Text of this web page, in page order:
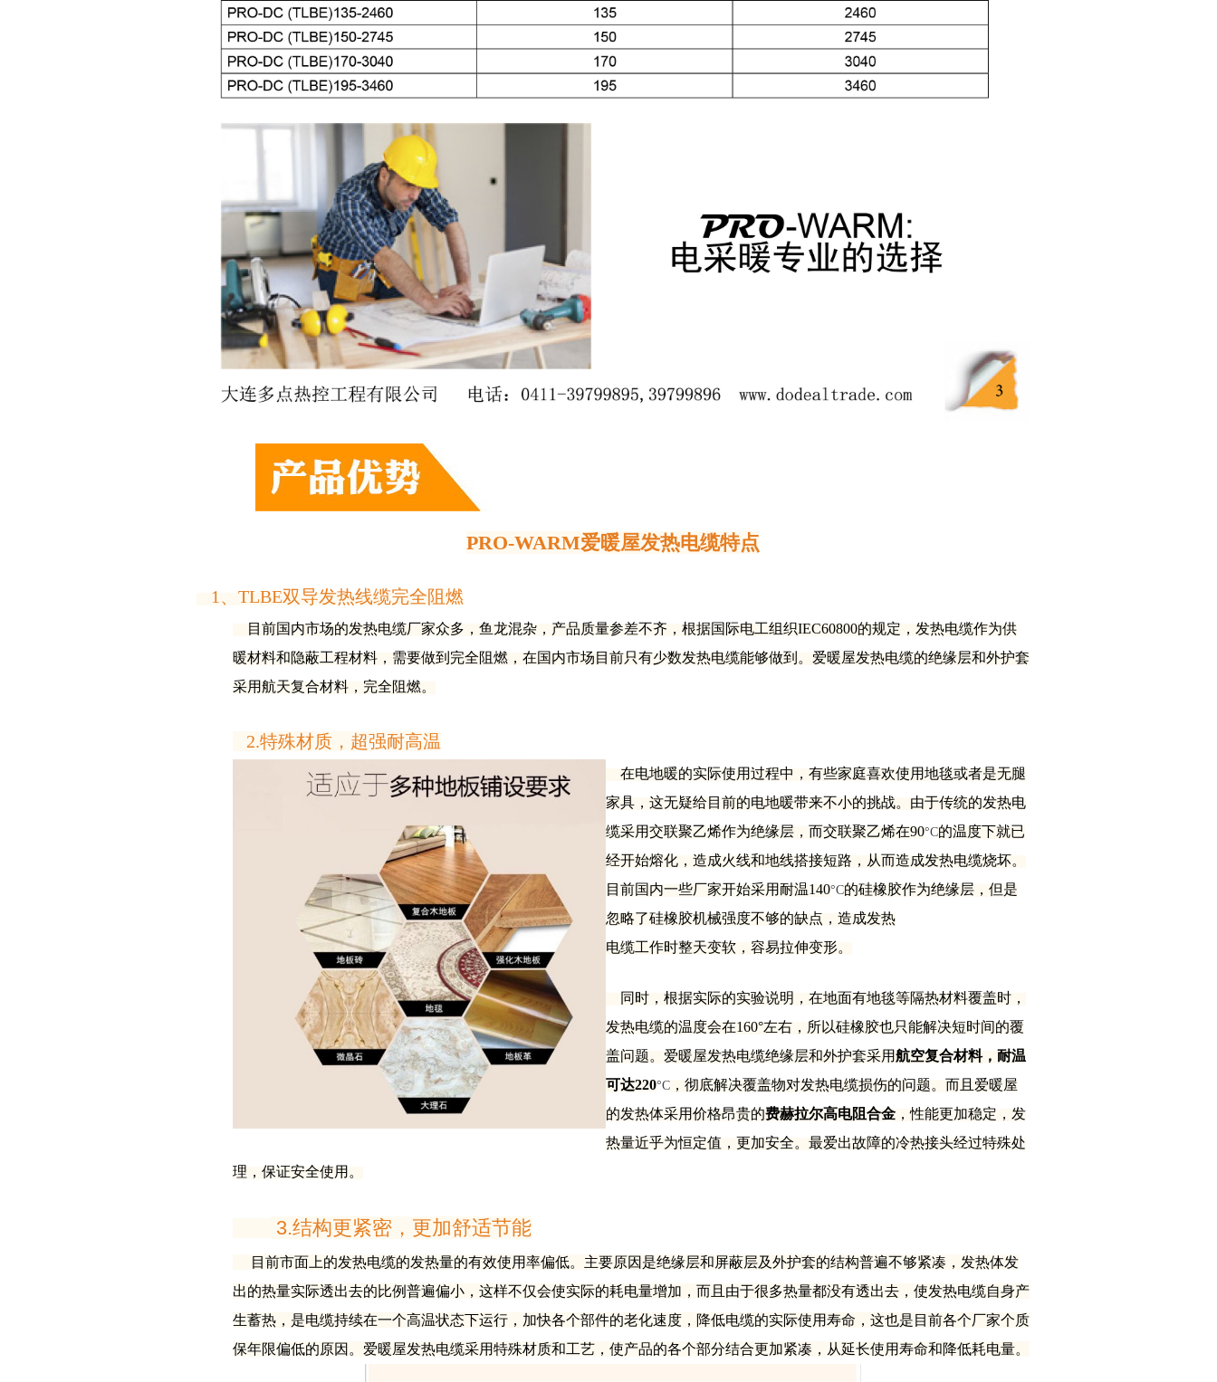
PRO-WARM爱暖屋发热电缆特点
1、 TLBE双导发热线缆完全阻燃
目前国内市场的发热电缆厂家众多，鱼龙混杂，产品质量参差不齐，根据国际电工组织IEC60800的规定，发热电缆作为供
暖材料和隐蔽工程材料，需要做到完全阻燃，在国内市场目前只有少数发热电缆能够做到。爱暖屋发热电缆的绝缘层和外护套
采用航天复合材料，完全阻燃。
2.特殊材质，超强耐高温
在电地暖的实际使用过程中，有些家庭喜欢使用地毯或者是无腿
家具，这无疑给目前的电地暖带来不小的挑战。由于传统的发热电
缆采用交联聚乙烯作为绝缘层，而交联聚乙烯在90°C的温度下就已
经开始熔化，造成火线和地线搭接短路，从而造成发热电缆烧坏。
目前国内一些厂家开始采用耐温140°C的硅橡胶作为绝缘层，但是
忽略了硅橡胶机械强度不够的缺点，造成发热
电缆工作时整天变软，容易拉伸变形。
同时，根据实际的实验说明，在地面有地毯等隔热材料覆盖时，
发热电缆的温度会在160°左右，所以硅橡胶也只能解决短时间的覆
盖问题。爱暖屋发热电缆绝缘层和外护套采用航空复合材料，耐温
可达220°C ，彻底解决覆盖物对发热电缆损伤的问题。而且爱暖屋
的发热体采用价格昂贵的费赫拉尔高电阻合金，性能更加稳定，发
热量近乎为恒定值，更加安全。最爱出故障的冷热接头经过特殊处
理，保证安全使用。
3.结构更紧密，更加舒适节能
目前市面上的发热电缆的发热量的有效使用率偏低。主要原因是绝缘层和屏蔽层及外护套的结构普遍不够紧凑，发热体发
出的热量实际透出去的比例普遍偏小，这样不仅会使实际的耗电量增加，而且由于很多热量都没有透出去，使发热电缆自身产
生蓄热，是电缆持续在一个高温状态下运行，加快各个部件的老化速度，降低电缆的实际使用寿命，这也是目前各个厂家个质
保年限偏低的原因。爱暖屋发热电缆采用特殊材质和工艺，使产品的各个部分结合更加紧凑，从延长使用寿命和降低耗电量。